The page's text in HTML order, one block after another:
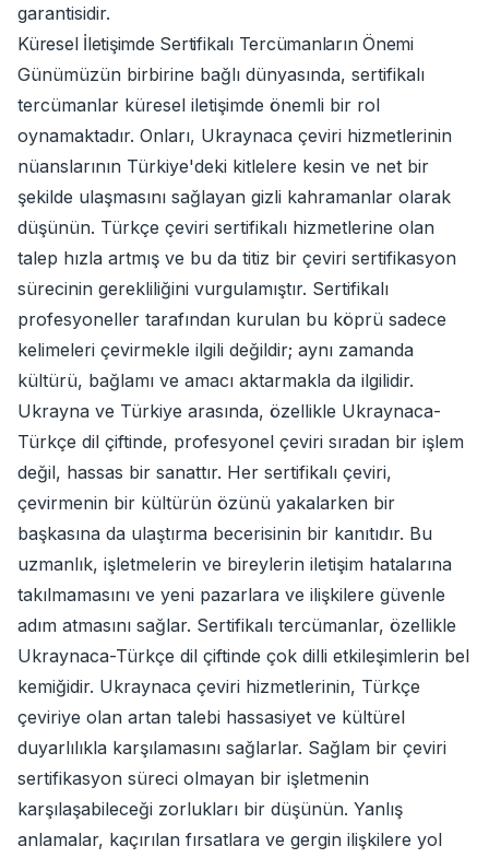
garantisidir.
Küresel İletişimde Sertifikalı Tercümanların Önemi
Günümüzün birbirine bağlı dünyasında, sertifikalı
tercümanlar küresel iletişimde önemli bir rol
oynamaktadır. Onları, Ukraynaca çeviri hizmetlerinin
nüanslarının Türkiye'deki kitlelere kesin ve net bir
şekilde ulaşmasını sağlayan gizli kahramanlar olarak
düşünün. Türkçe çeviri sertifikalı hizmetlerine olan
talep hızla artmış ve bu da titiz bir çeviri sertifikasyon
sürecinin gerekliliğini vurgulamıştır. Sertifikalı
profesyoneller tarafından kurulan bu köprü sadece
kelimeleri çevirmekle ilgili değildir; aynı zamanda
kültürü, bağlamı ve amacı aktarmakla da ilgilidir.
Ukrayna ve Türkiye arasında, özellikle Ukraynaca-
Türkçe dil çiftinde, profesyonel çeviri sıradan bir işlem
değil, hassas bir sanattır. Her sertifikalı çeviri,
çevirmenin bir kültürün özünü yakalarken bir
başkasına da ulaştırma becerisinin bir kanıtıdır. Bu
uzmanlık, işletmelerin ve bireylerin iletişim hatalarına
takılmamasını ve yeni pazarlara ve ilişkilere güvenle
adım atmasını sağlar. Sertifikalı tercümanlar, özellikle
Ukraynaca-Türkçe dil çiftinde çok dilli etkileşimlerin bel
kemiğidir. Ukraynaca çeviri hizmetlerinin, Türkçe
çeviriye olan artan talebi hassasiyet ve kültürel
duyarlılıkla karşılamasını sağlarlar. Sağlam bir çeviri
sertifikasyon süreci olmayan bir işletmenin
karşılaşabileceği zorlukları bir düşünün. Yanlış
anlamalar, kaçırılan fırsatlara ve gergin ilişkilere yol